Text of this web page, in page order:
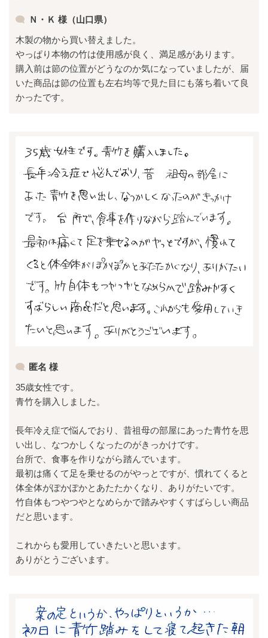
Ｎ・Ｋ 様（山口県）
木製の物から買い替えました。
やっぱり本物の竹は使用感が良く、満足感があります。
購入前は節の位置がどうなのか気になっていましたが、届
いた商品は節の位置も左右均等で見た目にも落ち着いて良
かったです。
匿名 様
35歳女性です。
青竹を購入しました。
長年冷え症で悩んでおり、昔祖母の部屋にあった青竹を思
い出し、なつかしくなったのがきっかけです。
台所で、食事を作りながら踏んでいます。
最初は痛くて足を乗せるのがやっとですが、慣れてくると
体全体がぽかぽかとあたたかくなり、ありがたいです。
竹自体もつやつやとなめらかで踏みやすくすばらしい商品
だと思います。
これからも愛用していきたいと思います。
ありがとうございます。